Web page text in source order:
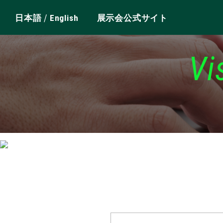
日本語/ English 展示会公式サイト